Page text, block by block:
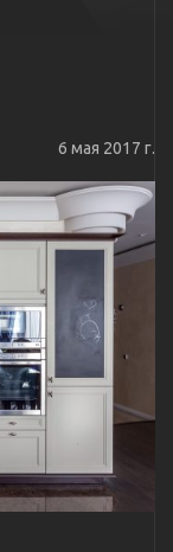
6 мая 2017 г.